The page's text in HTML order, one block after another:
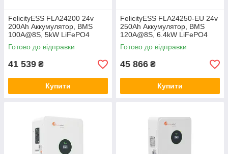
FelicityESS FLA24200 24v
200Ah Аккумулятор, BMS
100A@8S, 5kW LiFePO4
аккумуляторная батарея
литий-железо-фосфат,
Готово до відправки
41 539 ₴
Купити
FelicityESS FLA24250-EU 24v
250Ah Аккумулятор, BMS
120A@8S, 6.4kW LiFePO4
аккумуляторная батарея
литий-железо-фосфат,
Готово до відправки
45 866 ₴
Купити